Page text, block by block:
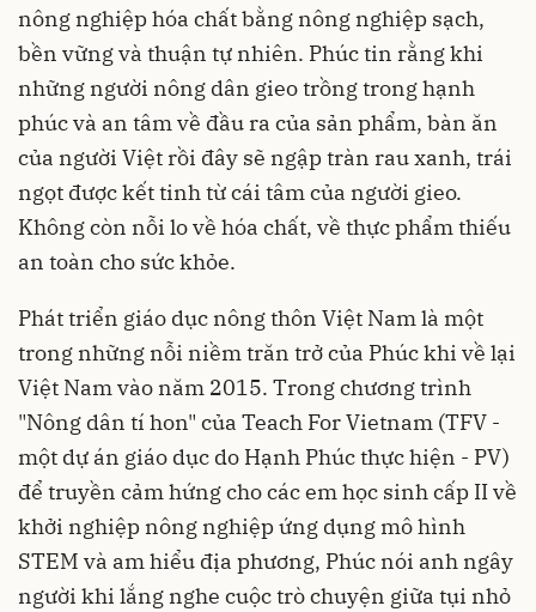
nông nghiệp hóa chất bằng nông nghiệp sạch,
bền vững và thuận tự nhiên. Phúc tin rằng khi
những người nông dân gieo trồng trong hạnh
phúc và an tâm về đầu ra của sản phẩm, bàn ăn
của người Việt rồi đây sẽ ngập tràn rau xanh, trái
ngọt được kết tinh từ cái tâm của người gieo.
Không còn nỗi lo về hóa chất, về thực phẩm thiếu
an toàn cho sức khỏe.
Phát triển giáo dục nông thôn Việt Nam là một
trong những nỗi niềm trăn trở của Phúc khi về lại
Việt Nam vào năm 2015. Trong chương trình
"Nông dân tí hon" của Teach For Vietnam (TFV -
một dự án giáo dục do Hạnh Phúc thực hiện - PV)
để truyền cảm hứng cho các em học sinh cấp II về
khởi nghiệp nông nghiệp ứng dụng mô hình
STEM và am hiểu địa phương, Phúc nói anh ngây
người khi lắng nghe cuộc trò chuyện giữa tụi nhỏ